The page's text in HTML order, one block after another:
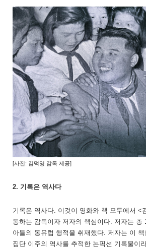
[사진: 김덕영 감독 제공]
2. 기록은 역사다
기록은 역사다. 이것이 영화와 책 모두에서 <
통하는 감독이자 저자의 핵심이다. 저자는 총
아들의 동유럽 행적을 취재했다. 저자는 이
집단 이주의 역사를 추적한 논픽션 기록물이